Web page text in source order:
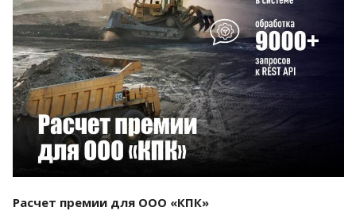
Смотреть проект
Расчет премии для ООО «КПК»